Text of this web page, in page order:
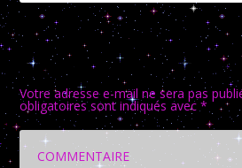
LAISSER UNE RÉPONSE
Votre adresse e-mail ne sera pas
obligatoires sont indiqués avec*